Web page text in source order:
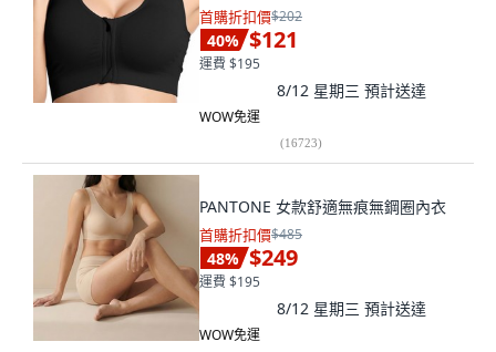
首購折扣價$202
40% $121
運費 $195
8/12 星期三 預計送達
WOW免運
(16723)
PANTONE 女款舒適無痕無鋼圈內衣
首購折扣價$485
48% $249
運費 $195
8/12 星期三 預計送達
WOW免運